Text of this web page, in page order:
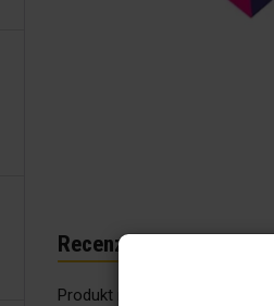
Recenzje
Produkt nie posiada recenzji.